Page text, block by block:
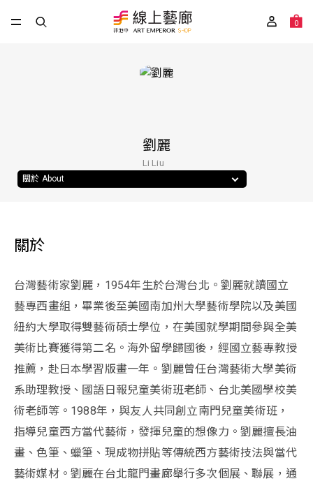
0
劉麗
Li Liu
關於 About
關於
台灣藝術家劉麗，1954年生於台灣台北。劉麗就讀國立
藝專西畫組，畢業後至美國南加州大學藝術學院以及美國
紐約大學取得雙藝術碩士學位，在美國就學期間參與全美
美術比賽獲得第二名。海外留學歸國後，經國立藝專教授
推薦，赴日本學習版畫一年。劉麗曾任台灣藝術大學美術
系助理教授、國語日報兒童美術班老師、台北美國學校美
術老師等。1988年，與友人共同創立南門兒童美術班，
指導兒童西方當代藝術，發揮兒童的想像力。劉麗擅長油
畫、色筆、蠟筆、現成物拼貼等傳統西方藝術技法與當代
藝術媒材。劉麗在台北龍門畫廊舉行多次個展、聯展，通